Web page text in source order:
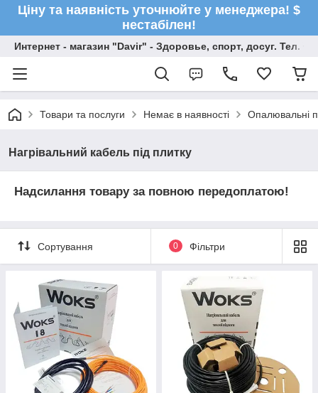
Ціну та наявність уточнюйте у менеджера! $
нестабілен!
Интернет - магазин "Davir" - Здоровье, спорт, досуг. Тел.
Товари та послуги Немає в наявності Опалювальні
Нагрівальний кабель під плитку
Надсилання товару за повною передоплатою!
Сортування 0 Фільтри